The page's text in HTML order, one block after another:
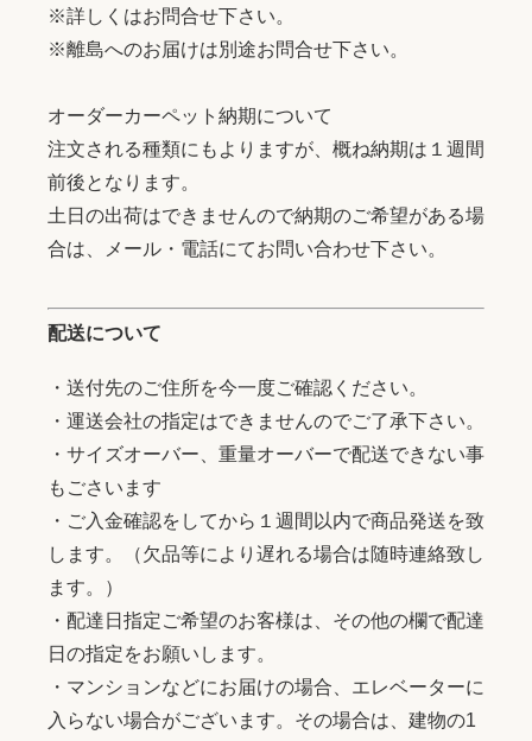
※詳しくはお問合せ下さい。
※離島へのお届けは別途お問合せ下さい。
オーダーカーペット納期について
注文される種類にもよりますが、概ね納期は１週間
前後となります。
土日の出荷はできませんので納期のご希望がある場
合は、メール・電話にてお問い合わせ下さい。
配送について
・送付先のご住所を今一度ご確認ください。
・運送会社の指定はできませんのでご了承下さい。
・サイズオーバー、重量オーバーで配送できない事
もごさいます
・ご入金確認をしてから１週間以内で商品発送を致
します。（欠品等により遅れる場合は随時連絡致し
ます。）
・配達日指定ご希望のお客様は、その他の欄で配達
日の指定をお願いします。
・マンションなどにお届けの場合、エレベーターに
入らない場合がございます。その場合は、建物の1